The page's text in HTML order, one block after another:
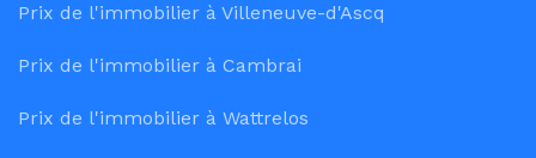
Prix de l'immobilier à Villeneuve-d'Ascq
Prix de l'immobilier à Cambrai
Prix de l'immobilier à Wattrelos